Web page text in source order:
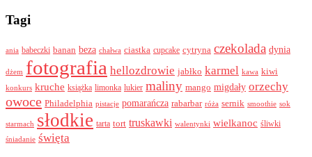
Tagi
ania babeczki banan beza chałwa ciastka cupcake cytryna czekolada dynia
dżem fotografia hellozdrowie jabłko karmel kawa kiwi
konkurs kruche książka limonka lukier maliny mango migdały orzechy
owoce Philadelphia pistacje pomarańcza rabarbar róża sernik smoothie sok
starmach słodkie tarta tort truskawki walentynki wielkanoc śliwki
śniadanie święta